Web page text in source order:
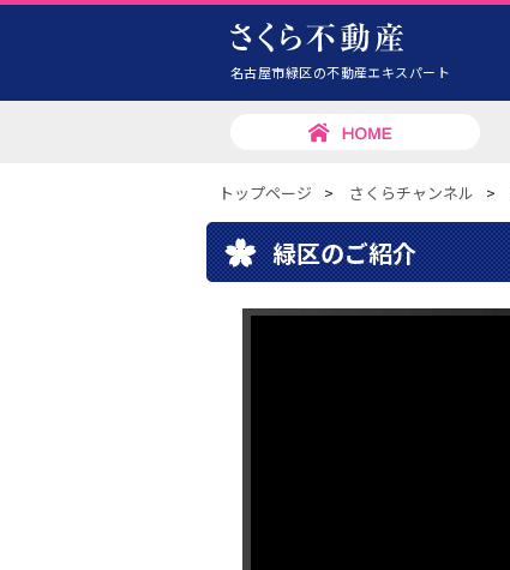
名古屋市緑区の不動産エキスパート
トップページ > さくらチャンネル >
緑区のご紹介